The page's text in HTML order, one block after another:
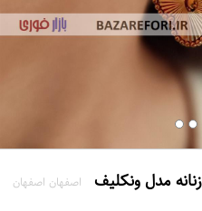
اصفهان اصفهان